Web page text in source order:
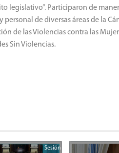
legislativo”. Participaron de
de diversas áreas de la
de las Violencias contra las
Sin Violencias.
Sesión